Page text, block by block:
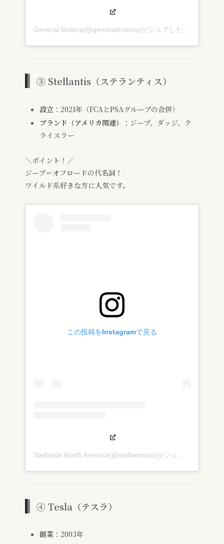
③ Stellantis（ステランティス）
設立 ：2021年（FCAとPSAグループの合併）
ブランド（アメリカ関連）
：ジープ、ダッジ、ク
ライスラー
＼ポイント！／
ジープ＝オフロードの代名詞！
ワイルド系好きな方に人気です。
この投稿をInstagramで見る
④ Tesla（テスラ）
創業：2003年